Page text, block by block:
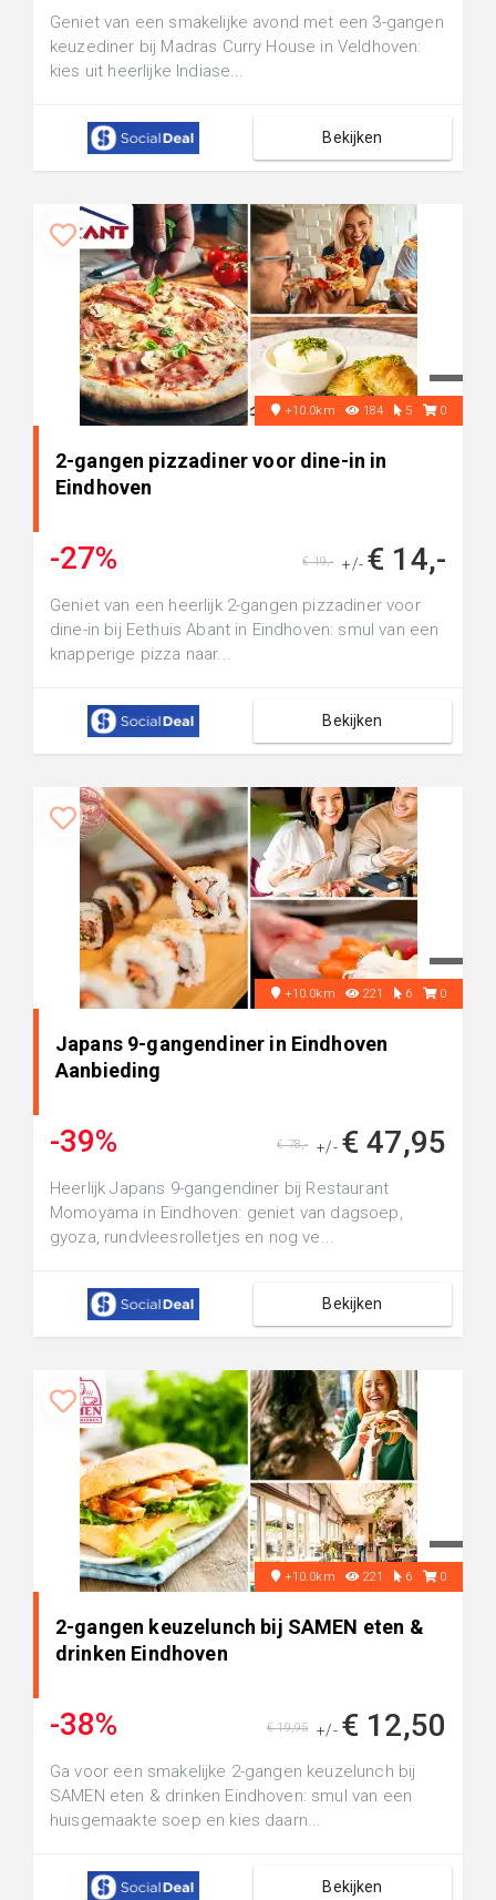
Geniet van een smakelijke avond met een 3-gangen
keuzediner bij Madras Curry House in Veldhoven:
kies uit heerlijke Indiase...
Bekijken
+10.0km 184 5 0
2-gangen pizzadiner voor dine-in in
Eindhoven
-27% +/- € 14,-
€ 19,-
Geniet van een heerlijk 2-gangen pizzadiner voor
dine-in bij Eethuis Abant in Eindhoven: smul van een
knapperige pizza naar...
Bekijken
+10.0km 221 6 0
Japans 9-gangendiner in Eindhoven
Aanbieding
-39% +/- € 47,95
€ 78,-
Heerlijk Japans 9-gangendiner bij Restaurant
Momoyama in Eindhoven: geniet van dagsoep,
gyoza, rundvleesrolletjes en nog ve...
Bekijken
+10.0km 221 6 0
2-gangen keuzelunch bij SAMEN eten &
drinken Eindhoven
-38% +/- € 12,50
€ 19,95
Ga voor een smakelijke 2-gangen keuzelunch bij
SAMEN eten & drinken Eindhoven: smul van een
huisgemaakte soep en kies daarn...
Bekijken